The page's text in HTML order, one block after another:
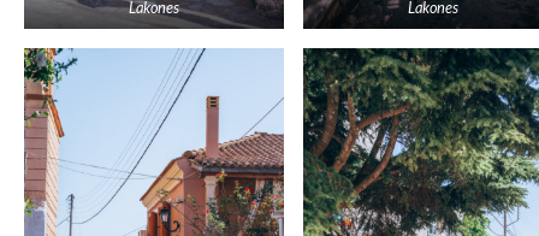
Lakones Lakones